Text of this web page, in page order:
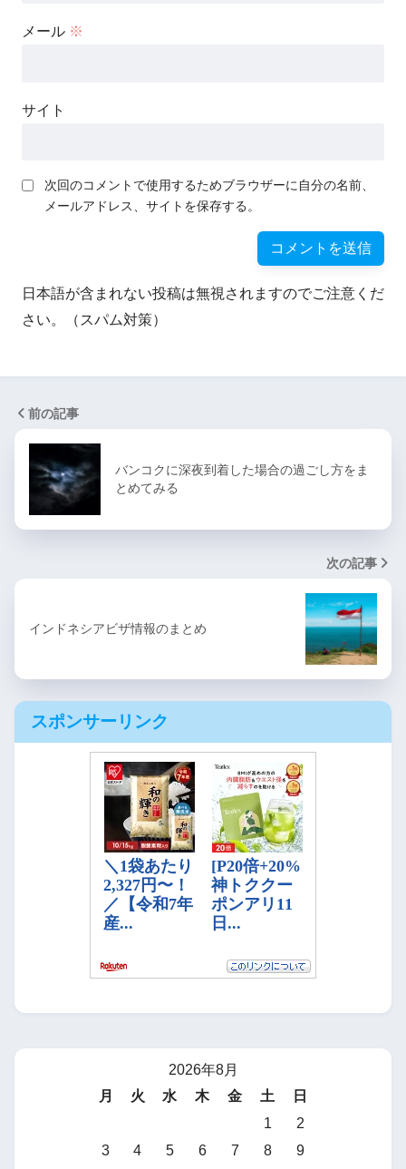
メール ※
サイト
次回のコメントで使用するためブラウザーに自分の名前、
メールアドレス、サイトを保存する。
日本語が含まれない投稿は無視されますのでご注意くだ
さい。（スパム対策）
前の記事
バンコクに深夜到着した場合の過ごし方をま
とめてみる
次の記事
インドネシアビザ情報のまとめ
スポンサーリンク
2026年8月
月
火 水 木 金 土
日
1
2
3
4 5 6 7 8
9